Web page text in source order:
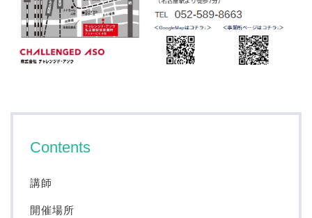
Contents
講師
開催場所